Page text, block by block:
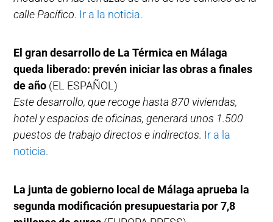
calle Pacífico. Ir a la noticia.
El gran desarrollo de La Térmica en Málaga
queda liberado: prevén iniciar las obras a finales
de año (EL ESPAÑOL)
Este desarrollo, que recoge hasta 870 viviendas,
hotel y espacios de oficinas, generará unos 1.500
puestos de trabajo directos e indirectos. Ir a la
noticia.
La junta de gobierno local de Málaga aprueba la
segunda modificación presupuestaria por 7,8